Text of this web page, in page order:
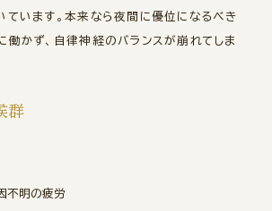
ています。本来なら夜間に優位になるべき
かず、自律神経のバランスが崩れてしま
群
不明の疲労